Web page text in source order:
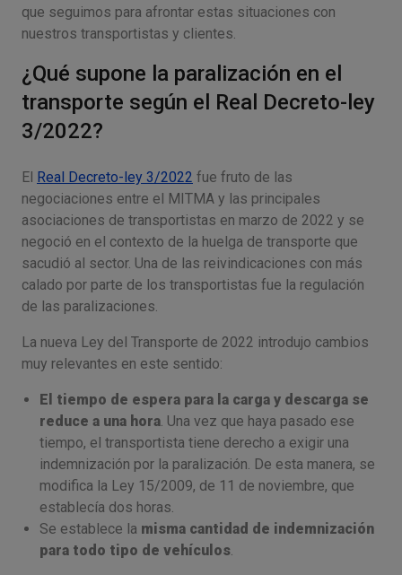
que seguimos para afrontar estas situaciones con
nuestros transportistas y clientes.
¿Qué supone la paralización en el
transporte según el Real Decreto-ley
3/2022?
El Real Decreto-ley 3/2022 fue fruto de las
negociaciones entre el MITMA y las principales
asociaciones de transportistas en marzo de 2022 y se
negoció en el contexto de la huelga de transporte que
sacudió al sector. Una de las reivindicaciones con más
calado por parte de los transportistas fue la regulación
de las paralizaciones.
La nueva Ley del Transporte de 2022 introdujo cambios
muy relevantes en este sentido:
El tiempo de espera para la carga y descarga se
reduce a una hora. Una vez que haya pasado ese
tiempo, el transportista tiene derecho a exigir una
indemnización por la paralización. De esta manera, se
modifica la Ley 15/2009, de 11 de noviembre, que
establecía dos horas.
Se establece la misma cantidad de indemnización
para todo tipo de vehículos.